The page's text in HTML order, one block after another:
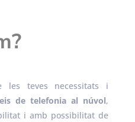
les teves necessitats i
de telefonia al núvol,
i amb possibilitat de